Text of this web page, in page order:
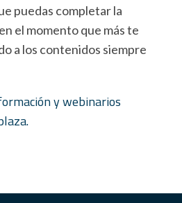
puedas completar la
el momento que más te
a los contenidos siempre
y webinarios